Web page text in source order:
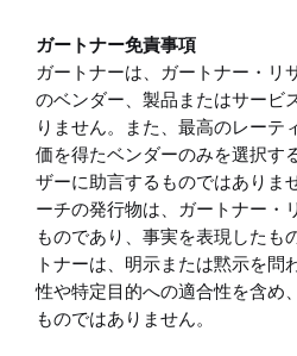
ガートナー免責事項
ガートナーは、ガートナー・リ
のベンダー、製品またはサービ
りません。また、最高のレーテ
価を得たベンダーのみを選択す
ザーに助言するものではありま
ーチの発行物は、ガートナー・
ものであり、事実を表現したも
トナーは、明示または黙示を問
性や特定目的への適合性を含め
ものではありません。